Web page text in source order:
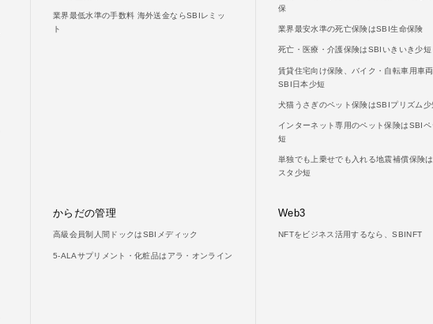
業界最低水準の手数料 海外送金ならSBIレミッ
ト
保
業界最安水準の死亡保険はSBI生命保険
死亡・医療・介護保険はSBIいきいき少短
賃貸住宅向け保険、バイク・自転車用車
SBI日本少短
犬猫うさぎのペット保険はSBIプリズム少
インターネット専用のペット保険はSBIペ
短
単独でも上乗せでも入れる地震補償保険
スタ少短
からだの管理
高級会員制人間ドックはSBIメディック
5-ALAサプリメント・化粧品はアラ・オンライン
Web3
NFTをビジネス活用するなら、SBINFT